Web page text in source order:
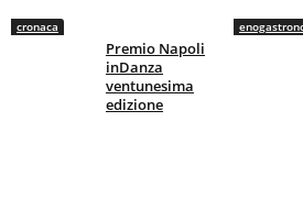
cronaca
Premio Napoli
inDanza
ventunesima
edizione